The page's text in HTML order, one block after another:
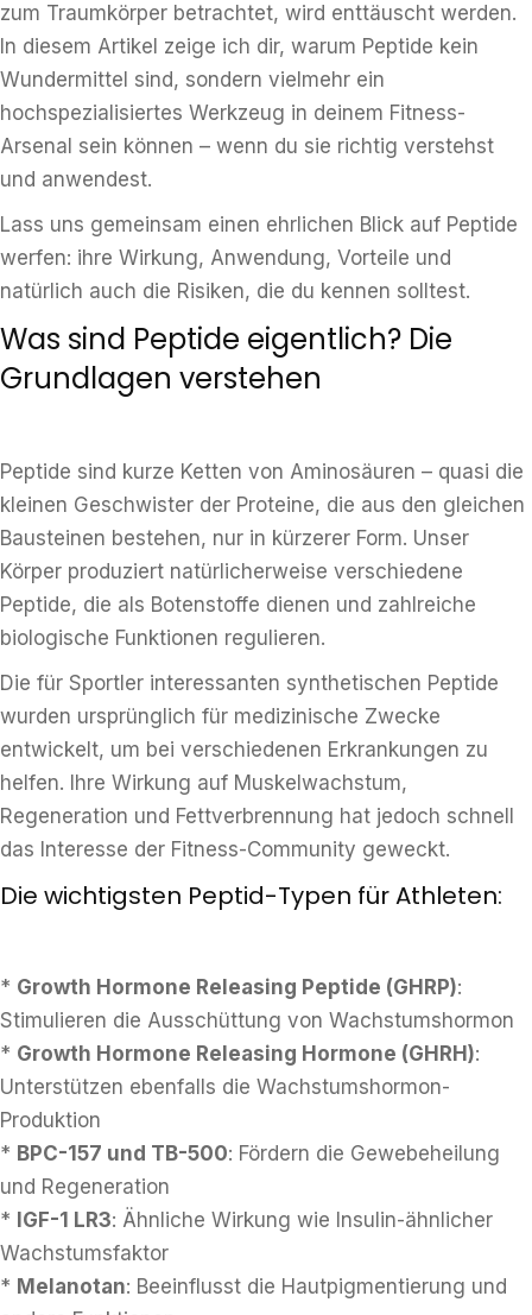
zum Traumkörper betrachtet, wird enttäuscht werden.
In diesem Artikel zeige ich dir, warum Peptide kein
Wundermittel sind, sondern vielmehr ein
hochspezialisiertes Werkzeug in deinem Fitness-
Arsenal sein können – wenn du sie richtig verstehst
und anwendest.
Lass uns gemeinsam einen ehrlichen Blick auf Peptide
werfen: ihre Wirkung, Anwendung, Vorteile und
natürlich auch die Risiken, die du kennen solltest.
Was sind Peptide eigentlich? Die
Grundlagen verstehen
Peptide sind kurze Ketten von Aminosäuren – quasi die
kleinen Geschwister der Proteine, die aus den gleichen
Bausteinen bestehen, nur in kürzerer Form. Unser
Körper produziert natürlicherweise verschiedene
Peptide, die als Botenstoffe dienen und zahlreiche
biologische Funktionen regulieren.
Die für Sportler interessanten synthetischen Peptide
wurden ursprünglich für medizinische Zwecke
entwickelt, um bei verschiedenen Erkrankungen zu
helfen. Ihre Wirkung auf Muskelwachstum,
Regeneration und Fettverbrennung hat jedoch schnell
das Interesse der Fitness-Community geweckt.
Die wichtigsten Peptid-Typen für Athleten:
* Growth Hormone Releasing Peptide (GHRP):
Stimulieren die Ausschüttung von Wachstumshormon
* Growth Hormone Releasing Hormone (GHRH):
Unterstützen ebenfalls die Wachstumshormon-
Produktion
* BPC-157 und TB-500: Fördern die Gewebeheilung
und Regeneration
* IGF-1 LR3: Ähnliche Wirkung wie Insulin-ähnlicher
Wachstumsfaktor
* Melanotan: Beeinflusst die Hautpigmentierung und